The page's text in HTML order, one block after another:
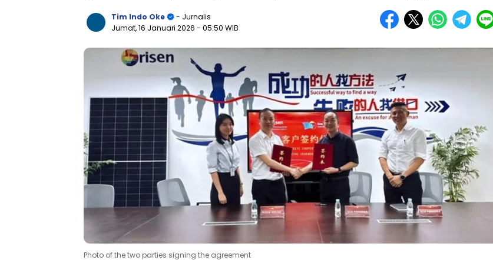
Tim Indo Oke
- Jurnalis
Jumat, 16 Januari 2026 - 05:50 WIB
Photo of the two parties signing the agreement